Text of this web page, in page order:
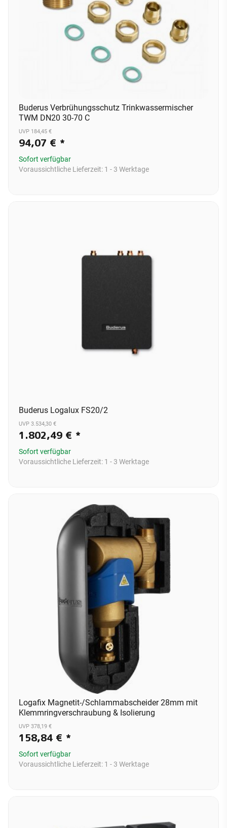
Buderus Verbrühungsschutz Trinkwassermischer
TWM DN20 30-70 C
UVP 184,45 €
94,07 € *
Sofort verfügbar
Voraussichtliche Lieferzeit: 1 - 3 Werktage
Buderus Logalux FS20/2
UVP 3.534,30 €
1.802,49 € *
Sofort verfügbar
Voraussichtliche Lieferzeit: 1 - 3 Werktage
Logafix Magnetit-/Schlammabscheider 28mm mit
Klemmringverschraubung & Isolierung
UVP 378,19 €
158,84 € *
Sofort verfügbar
Voraussichtliche Lieferzeit: 1 - 3 Werktage